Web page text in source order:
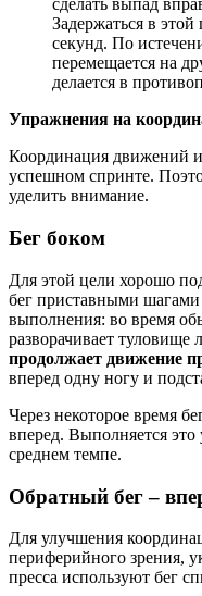
сделать выпад
Задержаться в
секунд. По
перемещается на
делается в
Упражнения на
Координация движений
успешном спринте.
уделить внимание.
Бег боком
Для этой цели хорошо
бег приставными
выполнения: во время
разворачивает
продолжает движение
вперед одну ногу и
Через некоторое время
вперед. Выполняется
среднем темпе.
Обратный бег –
Для улучшения
периферийного зрения,
пресса используют бег